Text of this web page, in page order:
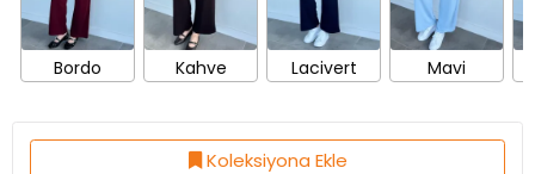
Bordo Kahve Lacivert Mavi
Koleksiyona Ekle